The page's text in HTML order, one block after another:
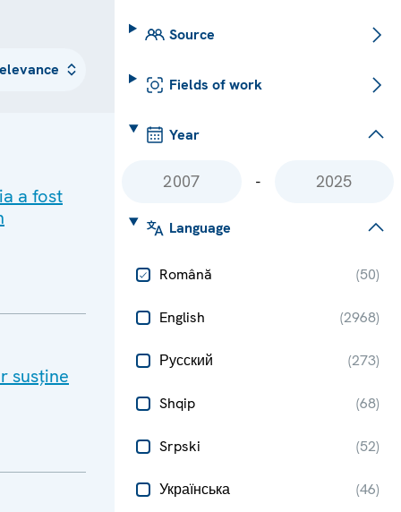
Source
Fields of work
Year
-
Language
Română (50)
English (2968)
Русский (273)
Shqip (68)
Srpski (52)
Українська (46)
a fost
susține